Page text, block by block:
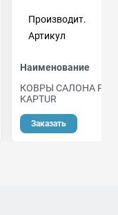
Производит.
Артикул
Наименование
КОВРЫ САЛОНА
KAPTUR
Заказать